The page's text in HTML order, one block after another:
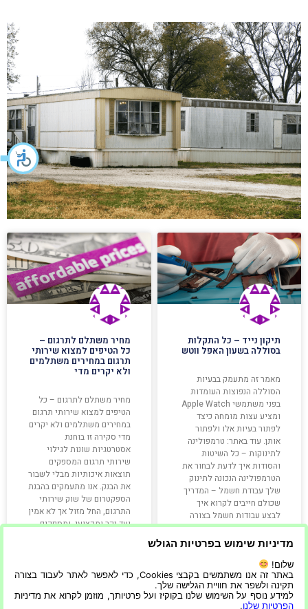
תיקון נייד – כל התקלות
בסוללה בשעון האפל ווטש
מאמר זה מתעמק בבעיות
הסוללה הנפוצות העומדות
בפני משתמשי Apple Watch
ומציע עצות מומחה כיצד
לפתור בעיות אלו ולפתור
אותן. עוד באתר: טרמפולינה
לתינוקות – כל השיטות
והסודות איך לדעת לבחור את
הטרמפולינה הנכונה לתינוק
שלך עבודת חשמל – המדריך
שכולם חייבים לקרוא איך
לבצע עבודות חשמל בצורה
בטוחה לפני
קרא עוד »
מחיר משתלם לתרגום –
כל הטיפים למצוא שירותי
תרגום במחירים משתלמים
ולא יקרים מדי
מחיר משתלם לתרגום – כל
הטיפים למצוא שירותי תרגום
במחירים משתלמים ולא יקרים
מדי סקירה זו בוחנת
אסטרטגיות שונות לגילוי
שירותי תרגום המספקים
תוצאות איכותיות מבלי לשבור
את הבנק. אנו מתעמקים בהבנת
הספקטרום של שוק שירותי
התרגום, החל מזול אך לא אמין
ועד יקר ומקצועי, ומספקים
קרא עוד »
מדיניות שימוש בפרטיות הגולש
שלום!
באתר זה אנו משתמשים בקבצי Cookies, כדי לאפשר לאתר לעבוד בצורה
תקינה ולשפר את חוויית הגלישה שלך.
למידע נוסף על השימוש שלנו בקוקיז ועל פרטיותך, מוזמן לקרוא את מדיניות
הפרטיות שלנו.